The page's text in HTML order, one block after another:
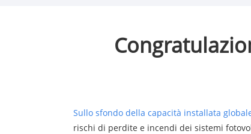
Sullo sfondo della capacità installata
rischi di perdite e incendi dei sistemi